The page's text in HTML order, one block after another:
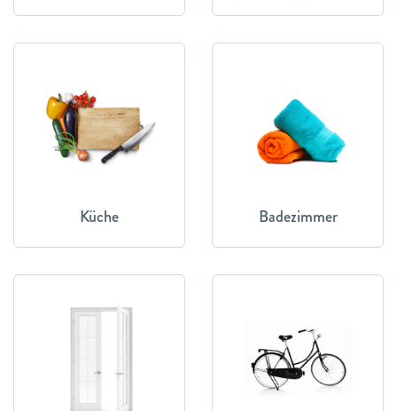
Küche Badezimmer